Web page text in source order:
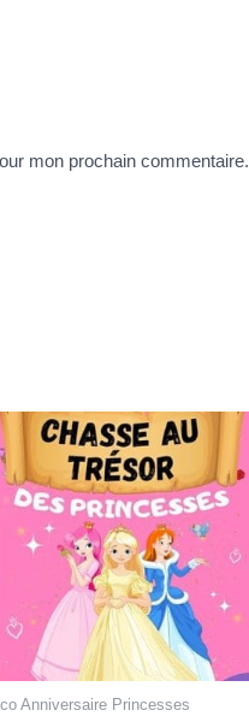
mon prochain commentaire.
Anniversaire Princesses